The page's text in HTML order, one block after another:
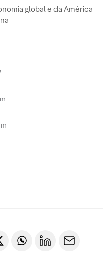
global e da América